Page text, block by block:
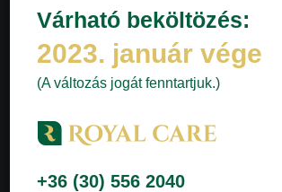
Várható beköltözés:
2023. január vége
(A változás jogát fenntartjuk.)
+36 (30) 556 2040